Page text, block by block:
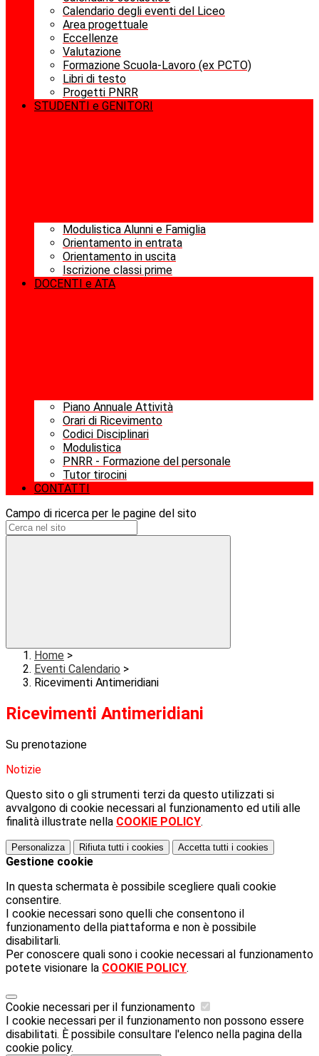
Calendario degli eventi del Liceo
Area progettuale
Eccellenze
Valutazione
Formazione Scuola-Lavoro (ex PCTO)
Libri di testo
Progetti PNRR
STUDENTI e GENITORI
Modulistica Alunni e Famiglia
Orientamento in entrata
Orientamento in uscita
Iscrizione classi prime
DOCENTI e ATA
Piano Annuale Attività
Orari di Ricevimento
Codici Disciplinari
Modulistica
PNRR - Formazione del personale
Tutor tirocini
CONTATTI
Campo di ricerca per le pagine del sito
Home >
Eventi Calendario >
Ricevimenti Antimeridiani
Ricevimenti Antimeridiani
Su prenotazione
Notizie
Questo sito o gli strumenti terzi da questo utilizzati si
avvalgono di cookie necessari al funzionamento ed utili alle
finalità illustrate nella COOKIE POLICY.
Personalizza Rifiuta tutti i cookies Accetta tutti i cookies
Gestione cookie
In questa schermata è possibile scegliere quali cookie
consentire.
I cookie necessari sono quelli che consentono il
funzionamento della piattaforma e non è possibile
disabilitarli.
Per conoscere quali sono i cookie necessari al funzionamento
potete visionare la COOKIE POLICY.
Cookie necessari per il funzionamento
I cookie necessari per il funzionamento non possono essere
disabilitati. È possibile consultare l'elenco nella pagina della
cookie policy.